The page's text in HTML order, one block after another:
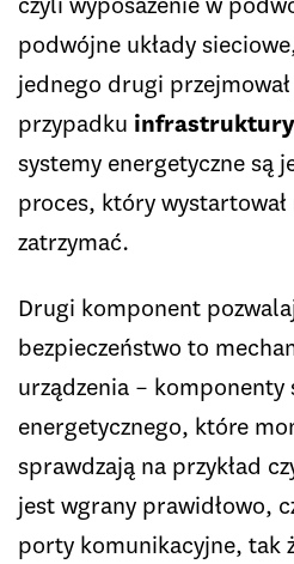
podwójne układy
jednego drugi
przypadku
systemy energetyczne są
proces, który wystartował
zatrzymać.
Drugi komponent
bezpieczeństwo to
urządzenia – komponenty
energetycznego, które
sprawdzają na przykład
jest wgrany prawidłowo,
porty komunikacyjne, tak